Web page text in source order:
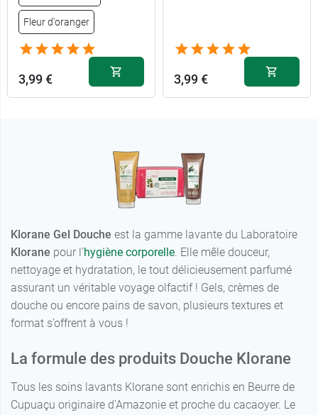
Fleur d'oranger
3,99 €
Fleur de
3,99 €
Zeste
d'agrumes
3,99 €
Eau de tiaré 3,99 €
Fleur
d'hibiscus
3,99 €
3,99 €
Klorane Gel Douche est la gamme lavante du Laboratoire
Klorane pour l’hygiène corporelle. Elle mêle douceur,
nettoyage et hydratation, le tout délicieusement parfumé
assurant un véritable voyage olfactif ! Gels, crèmes de
douche ou encore pains de savon, plusieurs textures et
format s’offrent à vous !
La formule des produits Douche Klorane
Tous les soins lavants Klorane sont enrichis en Beurre de
Cupuaçu originaire d'Amazonie et proche du cacaoyer. Le